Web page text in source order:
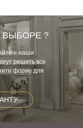
?
и наши
решить все
форму для